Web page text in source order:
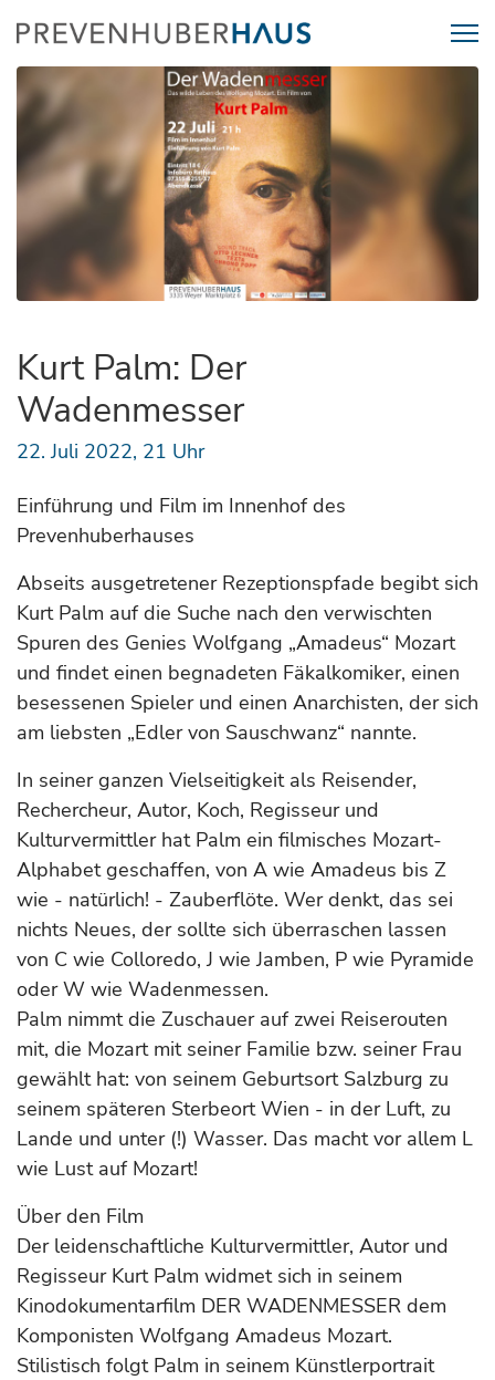
Kurt Palm: Der
Wadenmesser
22. Juli 2022, 21 Uhr
Einführung und Film im Innenhof des
Prevenhuberhauses
Abseits ausgetretener Rezeptionspfade begibt sich
Kurt Palm auf die Suche nach den verwischten
Spuren des Genies Wolfgang „Amadeus“ Mozart
und findet einen begnadeten Fäkalkomiker, einen
besessenen Spieler und einen Anarchisten, der sich
am liebsten „Edler von Sauschwanz“ nannte.
In seiner ganzen Vielseitigkeit als Reisender,
Rechercheur, Autor, Koch, Regisseur und
Kulturvermittler hat Palm ein filmisches Mozart-
Alphabet geschaffen, von A wie Amadeus bis Z
wie - natürlich! - Zauberflöte. Wer denkt, das sei
nichts Neues, der sollte sich überraschen lassen
von C wie Colloredo, J wie Jamben, P wie Pyramide
oder W wie Wadenmessen.
Palm nimmt die Zuschauer auf zwei Reiserouten
mit, die Mozart mit seiner Familie bzw. seiner Frau
gewählt hat: von seinem Geburtsort Salzburg zu
seinem späteren Sterbeort Wien - in der Luft, zu
Lande und unter (!) Wasser. Das macht vor allem L
wie Lust auf Mozart!
Über den Film
Der leidenschaftliche Kulturvermittler, Autor und
Regisseur Kurt Palm widmet sich in seinem
Kinodokumentarfilm DER WADENMESSER dem
Komponisten Wolfgang Amadeus Mozart.
Stilistisch folgt Palm in seinem Künstlerportrait